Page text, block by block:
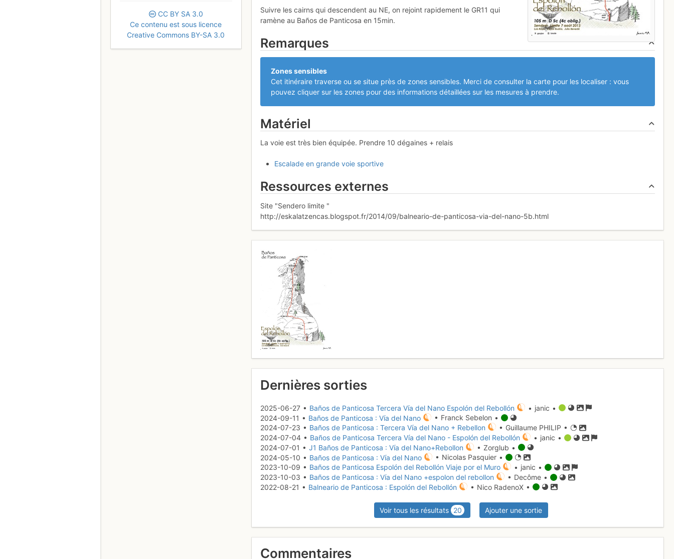
CC BY SA 3.0
Ce contenu est sous licence
Creative Commons BY-SA 3.0
Suivre les cairns qui descendent au NE, on rejoint rapidement le GR11 qui
ramène au Baños de Panticosa en 15min.
Remarques
Zones sensibles
Cet itinéraire traverse ou se situe près de zones sensibles. Merci de consulter la carte pour les localiser : vous
pouvez cliquer sur les zones pour des informations détaillées sur les mesures à prendre.
Matériel
La voie est très bien équipée. Prendre 10 dégaines + relais
Escalade en grande voie sportive
Ressources externes
Site "Sendero limite "
http://eskalatzencas.blogspot.fr/2014/09/balneario-de-panticosa-via-del-nano-5b.html
Dernières sorties
2025-06-27 • Baños de Panticosa Tercera Vía del Nano Espolón del Rebollón
• janic •
2024-09-11 • Baños de Panticosa : Vía del Nano
• Franck Sebelon •
2024-07-23 • Baños de Panticosa : Tercera Vía del Nano + Rebellon
• Guillaume PHILIP •
2024-07-04 • Baños de Panticosa Tercera Vía del Nano - Espolón del Rebollón
• janic •
2024-07-01 •J1 Baños de Panticosa : Vía del Nano+Rebollon
• Zorglub •
2024-05-10 • Baños de Panticosa : Vía del Nano
• Nicolas Pasquier •
2023-10-09 • Baños de Panticosa Espolón del Rebollón Viaje por el Muro
• janic •
2023-10-03 • Baños de Panticosa : Vía del Nano +espolon del rebollon
• Decôme •
2022-08-21 • Balneario de Panticosa : Espolón del Rebollón • Nico RadenoX •
Voir tous les résultats 20 Ajouter une sortie
Commentaires